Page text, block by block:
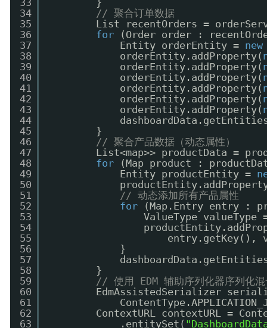
33
34
35
36
37
38
39
40
41
42
43
44
45
46
47
48
49
50
51
52
53
54
55
56
57
58
59
60
61
62
63
}
// 聚合订单数据
List recentOrders =
for
(Order order :
Entity orderEntity = new
orderEntity.addProperty(
orderEntity.addProperty(
orderEntity.addProperty(
orderEntity.addProperty(
orderEntity.addProperty(
orderEntity.addProperty(
}
// 聚合产品数据（动态属性）
List<map>> productData =
for
(Map product :
Entity productEntity =
// 动态添加所有产品属性
for
(Map.Entry entry :
ValueType
entry.getKey(),
}
}
// 使用 EDM 辅助序列化器序列化混
EdmAssistedSerializer
ContextURL contextURL =
.entitySet(